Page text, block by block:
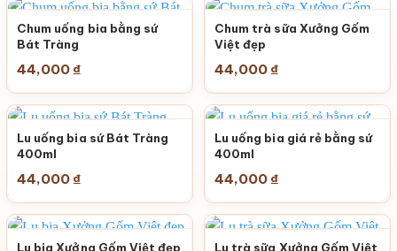
Chum uống bia bằng sứ
Bát Tràng
44,000 ₫
Chum trà sữa Xưởng Gốm
Việt đẹp
44,000 ₫
Lu uống bia sứ Bát Tràng
400ml
44,000 ₫
Lu uống bia giá rẻ bằng sứ
400ml
44,000 ₫
Lu bia Xưởng Gốm Việt đẹp
Lu trà sữa Xưởng Gốm Việt